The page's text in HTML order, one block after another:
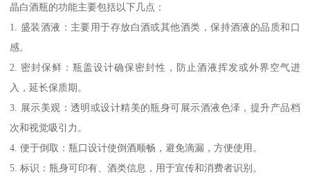
晶白酒瓶的功能主要包括以下几点：
1. 盛装酒液：主要用于存放白酒或其他酒类，保持酒液的品质和口
感。
2. 密封保鲜：瓶盖设计确保密封性，防止酒液挥发或外界空气进
入，延长保质期。
3. 展示美观：透明或设计精美的瓶身可展示酒液色泽，提升产品档
次和视觉吸引力。
4. 便于倒取：瓶口设计使倒酒顺畅，避免滴漏，方便使用。
5. 标识：瓶身可印有、酒类信息，用于宣传和消费者识别。